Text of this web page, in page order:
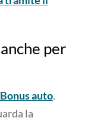
per
Bonus auto.
la